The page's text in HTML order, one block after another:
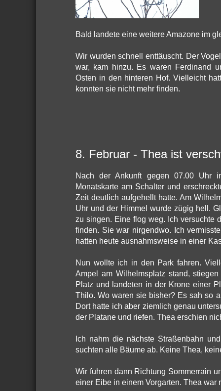
Bald landete eine weitere Amazone im
Wir wurden schnell enttäuscht. Der
war, kam hinzu. Es waren Ferdinand
Osten in den hinteren Hof. Vielleicht
konnten sie nicht mehr finden.
8. Februar - Thea ist
Nach der Ankunft gegen 07.00 Uhr
Monatskarte am Schalter und
Zeit deutlich aufgehellt hatte. Am
Uhr und der Himmel wurde zügig hell.
zu singen. Eine flog weg. Ich versuchte
finden. Sie war nirgendwo. Ich
hatten heute ausnahmsweise in einer
Nun wollte ich in den Park fahren.
Ampel am Wilhelmsplatz stand,
Platz und landeten in der Krone einer
Thilo. Wo waren sie bisher? Es sah so
Dort hatte ich aber ziemlich genau
der Platane und riefen. Thea erschien
Ich nahm die nächste Straßenbahn
suchten alle Bäume ab. Keine Thea,
Wir fuhren dann Richtung Sommerrain
einer Eibe in einem Vorgarten. Thea war